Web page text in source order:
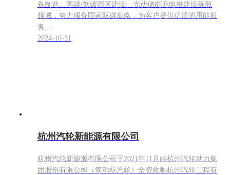
备制造、零碳/低碳园区建设、光伏储能充电桩建设等新
领域，努力服务国家双碳战略，为客户提供优质的用能服
务。
2024-10-31
杭州汽轮新能源有限公司
杭州汽轮新能源有限公司于2021年11月由杭州汽轮动力集
团股份有限公司（简称杭汽轮）全资收购杭州汽轮工程有